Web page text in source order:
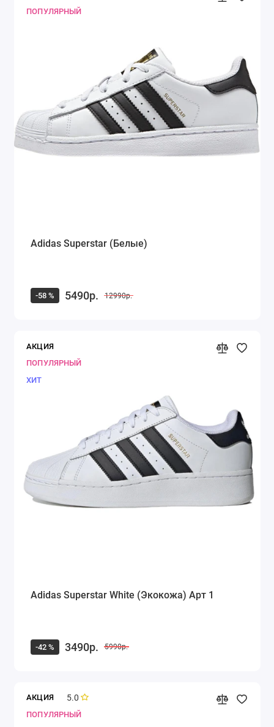
ПОПУЛЯРНЫЙ
Adidas Superstar (Белые)
-58 % 5490р. 12990р.
АКЦИЯ
ПОПУЛЯРНЫЙ
ХИТ
Adidas Superstar White (Экокожа) Арт 1
-42 % 3490р. 5990р.
АКЦИЯ
ПОПУЛЯРНЫЙ
5.0